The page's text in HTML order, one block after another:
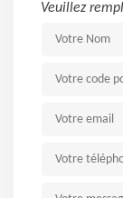
Veuillez